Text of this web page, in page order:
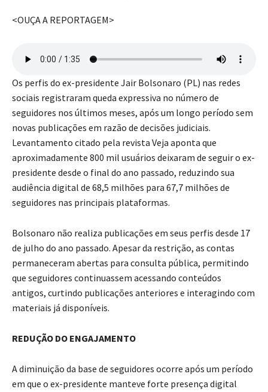
<OUÇA A REPORTAGEM>
Os perfis do ex-presidente Jair Bolsonaro (PL) nas redes
sociais registraram queda expressiva no número de
seguidores nos últimos meses, após um longo período sem
novas publicações em razão de decisões judiciais.
Levantamento citado pela revista Veja aponta que
aproximadamente 800 mil usuários deixaram de seguir o ex-
presidente desde o final do ano passado, reduzindo sua
audiência digital de 68,5 milhões para 67,7 milhões de
seguidores nas principais plataformas.
Bolsonaro não realiza publicações em seus perfis desde 17
de julho do ano passado. Apesar da restrição, as contas
permaneceram abertas para consulta pública, permitindo
que seguidores continuassem acessando conteúdos
antigos, curtindo publicações anteriores e interagindo com
materiais já disponíveis.
REDUÇÃO DO ENGAJAMENTO
A diminuição da base de seguidores ocorre após um período
em que o ex-presidente manteve forte presença digital